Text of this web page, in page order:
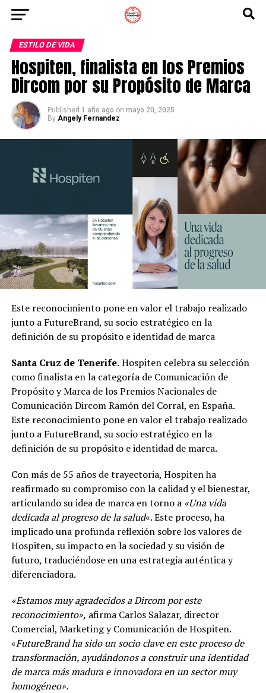
ESTILO DE VIDA
Hospiten, finalista en los Premios
Dircom por su Propósito de Marca
Published 1 año ago on mayo 20, 2025
By Angely Fernandez
Este reconocimiento pone en valor el trabajo realizado
junto a FutureBrand, su socio estratégico en la
definición de su propósito e identidad de marca
Santa Cruz de Tenerife.Hospiten celebra su selección
como finalista en la categoría de Comunicación de
Propósito y Marca de los Premios Nacionales de
Comunicación Dircom Ramón del Corral, en España.
Este reconocimiento pone en valor el trabajo realizado
junto a FutureBrand, su socio estratégico en la
definición de su propósito e identidad de marca.
Con más de 55 años de trayectoria, Hospiten ha
reafirmado su compromiso con la calidad y el bienestar,
articulando su idea de marca en torno a «Una vida
dedicada al progreso de la salud«. Este proceso, ha
implicado una profunda reflexión sobre los valores de
Hospiten, su impacto en la sociedad y su visión de
futuro, traduciéndose en una estrategia auténtica y
diferenciadora.
«Estamos muy agradecidos a Dircom por este
reconocimiento», afirma Carlos Salazar, director
Comercial, Marketing y Comunicación de Hospiten.
«FutureBrand ha sido un socio clave en este proceso de
transformación, ayudándonos a construir una identidad
de marca más madura e innovadora en un sector muy
homogéneo».